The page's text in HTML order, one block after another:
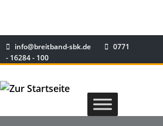
info@breitband-sbk.de
0771
- 16284 - 100